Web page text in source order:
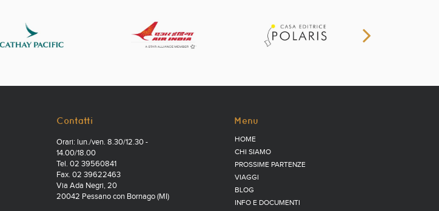
Contatti
Orari: lun./ven. 8.30/12.30 -
14.00/18.00
Tel. 02 39560841
Fax. 02 39622463
Via Ada Negri, 20
20042 Pessano con Bornago (MI)
Menu
HOME
CHI SIAMO
PROSSIME PARTENZE
VIAGGI
BLOG
INFO E DOCUMENTI